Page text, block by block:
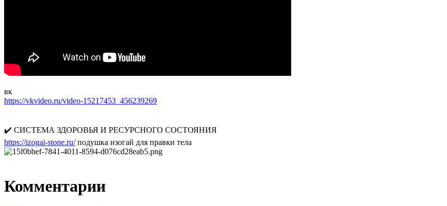
вк
https://vkvideo.ru/video-15217453_456239269
✔️ СИСТЕМА ЗДОРОВЬЯ И РЕСУРСНОГО СОСТОЯНИЯ
https://izogai-stone.ru/подушка изогай для правки тела
Комментарии